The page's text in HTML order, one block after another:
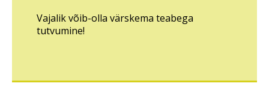
Vajalik võib-olla värskema teabega
tutvumine!